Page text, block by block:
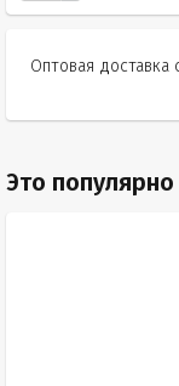
Оптовая доставка
Это популярно